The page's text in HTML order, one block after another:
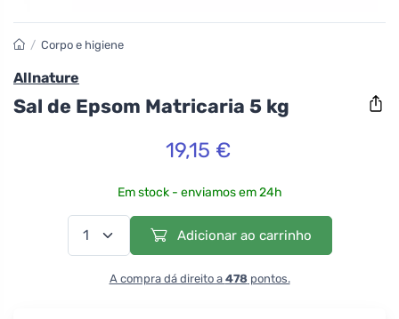
/ Corpo e higiene
Allnature
Sal de Epsom Matricaria 5 kg
19,15 €
Em stock - enviamos em 24h
Adicionar ao carrinho
A compra dá direito a 478pontos.